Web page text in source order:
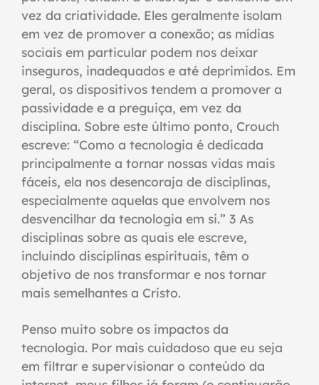
vez da criatividade. Eles geralmente isolam
em vez de promover a conexão; as mídias
sociais em particular podem nos deixar
inseguros, inadequados e até deprimidos. Em
geral, os dispositivos tendem a promover a
passividade e a preguiça, em vez da
disciplina. Sobre este último ponto, Crouch
escreve: “Como a tecnologia é dedicada
principalmente a tornar nossas vidas mais
fáceis, ela nos desencoraja de disciplinas,
especialmente aquelas que envolvem nos
desvencilhar da tecnologia em si.” 3 As
disciplinas sobre as quais ele escreve,
incluindo disciplinas espirituais, têm o
objetivo de nos transformar e nos tornar
mais semelhantes a Cristo.
Penso muito sobre os impactos da
tecnologia. Por mais cuidadoso que eu seja
em filtrar e supervisionar o conteúdo da